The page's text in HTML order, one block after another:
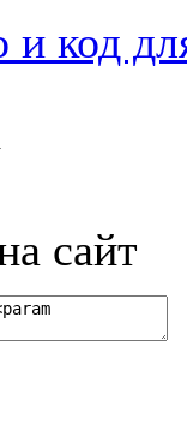
код
сайт